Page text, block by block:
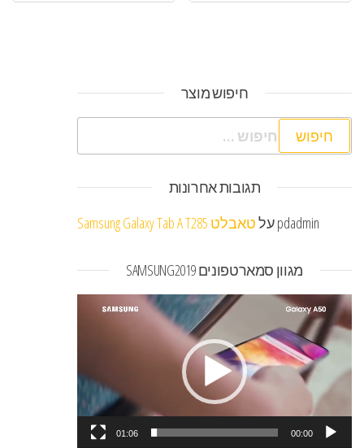
חיפוש מוצר
חיפוש:
תגובות אחרונות
pdadminעלטאבלט Samsung Galaxy Tab A T285
מגוון סמארטפונים SAMSUNG2019
נגן
וידאו
00:00
01:06